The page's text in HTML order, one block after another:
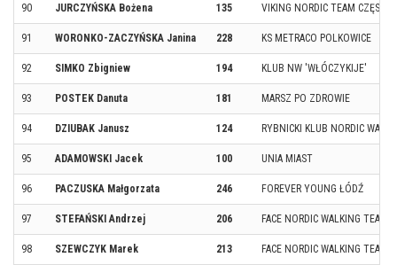
90 JURCZYŃSKA Bożena 135 VIKING NORDIC TEAM
91 WORONKO-ZACZYŃSKA Janina 228 KS METRACO POLKOWICE
92 SIMKO Zbigniew 194 KLUB NW 'WŁÓCZYKIJE'
93 POSTEK Danuta 181 MARSZ PO ZDROWIE
94 DZIUBAK Janusz 124 RYBNICKI KLUB NORDIC
95 ADAMOWSKI Jacek 100 UNIA MIAST
96 PACZUSKA Małgorzata 246 FOREVER YOUNG ŁÓDŹ
97 STEFAŃSKI Andrzej 206 FACE NORDIC WALKING TEAM
98 SZEWCZYK Marek 213 FACE NORDIC WALKING TEAM